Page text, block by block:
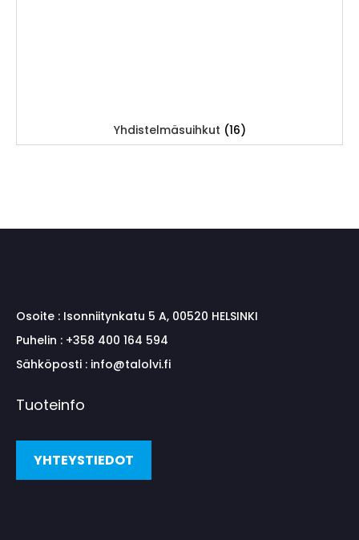
Yhdistelmäsuihkut (16)
Osoite : Isonniitynkatu 5 A, 00520 HELSINKI
Puhelin : +358 400 164 594
Sähköposti : info@talolvi.fi
Tuoteinfo
YHTEYSTIEDOT